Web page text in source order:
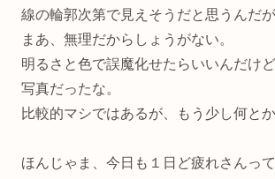
線の輪郭次第で見えそうだと思うんだが
まあ、無理だからしょうがない。
明るさと色で誤魔化せたらいいんだけ
写真だったな。
比較的マシではあるが、もう少し何と
ほんじゃま、今日も１日ど疲れさんっ